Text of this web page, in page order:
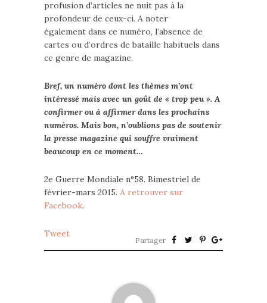
profusion d’articles ne nuit pas à la
profondeur de ceux-ci. A noter
également dans ce numéro, l’absence de
cartes ou d’ordres de bataille habituels dans
ce genre de magazine.
Bref, un numéro dont les thèmes m’ont
intéressé mais avec un goût de « trop peu ». A
confirmer ou à affirmer dans les prochains
numéros. Mais bon, n’oublions pas de soutenir
la presse magazine qui souffre vraiment
beaucoup en ce moment…
2e Guerre Mondiale n°58. Bimestriel de
février-mars 2015. A retrouver sur
Facebook.
Tweet
Partager